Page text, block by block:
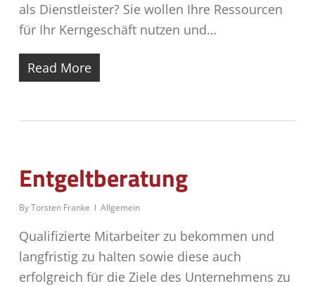
als Dienstleister? Sie wollen Ihre Ressourcen
für Ihr Kerngeschäft nutzen und…
Read More
Entgeltberatung
ByTorsten Franke Allgemein
Qualifizierte Mitarbeiter zu bekommen und
langfristig zu halten sowie diese auch
erfolgreich für die Ziele des Unternehmens zu